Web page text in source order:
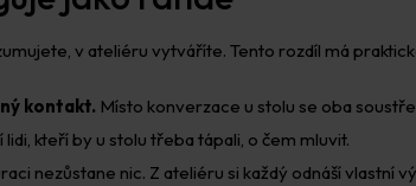
v ateliéru vytváříte. Tento rozdíl má
kontakt. Místo konverzace u stolu se oba
kteří by u stolu třeba tápali, o čem mluvit.
nezůstane nic. Z ateliéru si každý odnáší vlastní